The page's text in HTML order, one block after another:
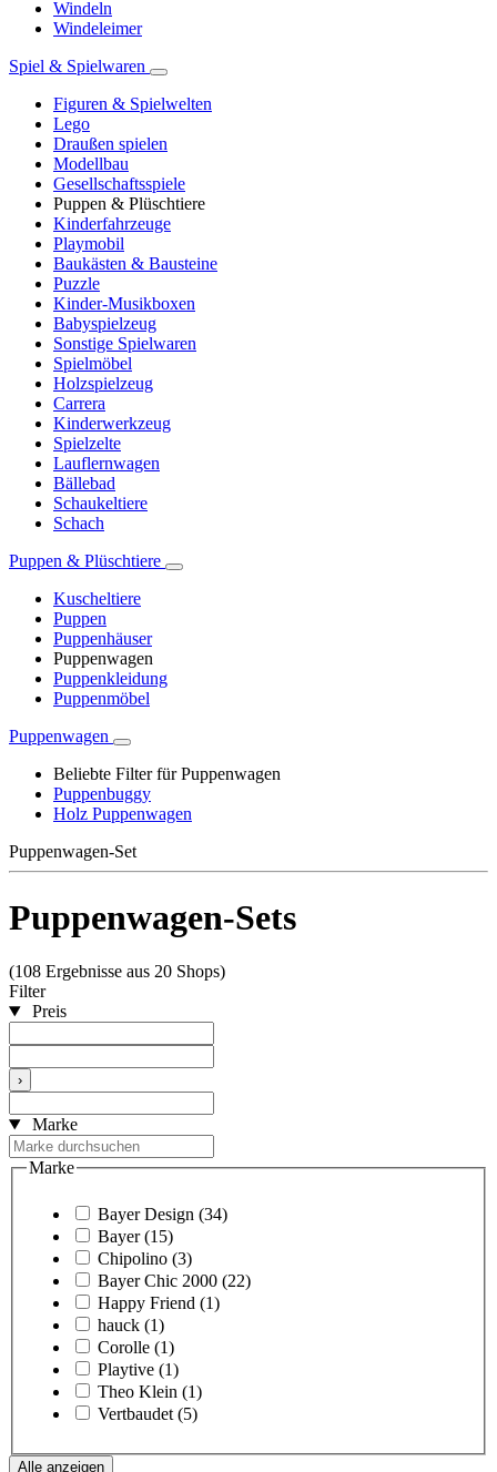
Windeln
Windeleimer
Spiel & Spielwaren
Figuren & Spielwelten
Lego
Draußen spielen
Modellbau
Gesellschaftsspiele
Puppen & Plüschtiere
Kinderfahrzeuge
Playmobil
Baukästen & Bausteine
Puzzle
Kinder-Musikboxen
Babyspielzeug
Sonstige Spielwaren
Spielmöbel
Holzspielzeug
Carrera
Kinderwerkzeug
Spielzelte
Lauflernwagen
Bällebad
Schaukeltiere
Schach
Puppen & Plüschtiere
Kuscheltiere
Puppen
Puppenhäuser
Puppenwagen
Puppenkleidung
Puppenmöbel
Puppenwagen
Beliebte Filter für Puppenwagen
Puppenbuggy
Holz Puppenwagen
Puppenwagen-Set
Puppenwagen-Sets
(108 Ergebnisse aus 20 Shops)
Filter
Preis
›
Marke
Marke
Bayer Design (34)
Bayer (15)
Chipolino (3)
Bayer Chic 2000 (22)
Happy Friend (1)
hauck (1)
Corolle (1)
Playtive (1)
Theo Klein (1)
Vertbaudet (5)
Alle anzeigen